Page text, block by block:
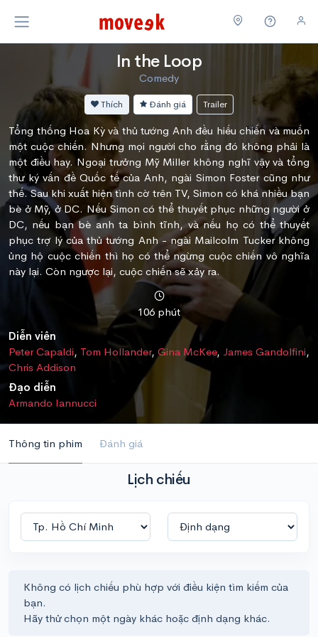
In the Loop
Comedy
Thích Đánh giá Trailer
Tổng thống Hoa Kỳ và thủ tướng Anh đều hiếu chiến và muốn
một cuộc chiến. Nhưng mọi người cho rằng đó không phải là
một điều hay. Ngoại trưởng Mỹ Miller không nghĩ vậy và tổng
thư ký vấn đề Quốc tế của Anh, ngài Simon Foster cũng như
thế. Sau khi xuất hiện tình cờ trên TV, Simon có khá nhiều bạn
bè ở Mỹ, ở DC. Nếu Simon có thể thuyết phục những người ở
DC, nếu bạn bè anh ta bình tĩnh, và nếu họ có thể thuyết
phục trợ lý của thủ tướng Anh - ngài Mailcolm Tucker không
ủng hộ cuộc chiến thì họ có thể ngừng cuộc chiến vô nghĩa
này lại. Còn ngược lại, cuộc chiến sẽ xảy ra.
106 phút
Diễn viên
Peter Capaldi, Tom Hollander, Gina McKee, James Gandolfini,
Chris Addison
Đạo diễn
Armando Iannucci
Thông tin phim Đánh giá
Lịch chiếu
Không có lịch chiếu phù hợp với điều kiện tìm kiếm của
bạn.
Hãy thử chọn một ngày khác hoặc định dạng khác.